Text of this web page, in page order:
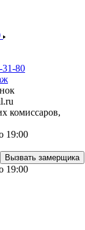
31-80
комиссаров,
19:00
Вызвать замерщика
19:00